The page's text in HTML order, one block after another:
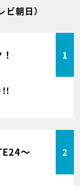
ビ朝日）
1
!!
～ 2